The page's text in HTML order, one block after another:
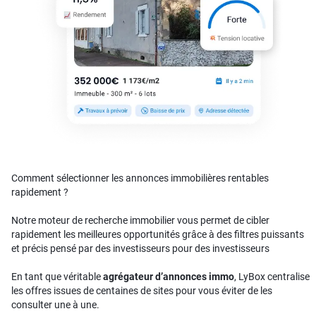
Comment sélectionner les annonces immobilières rentables
rapidement ?
Notre moteur de recherche immobilier vous permet de cibler
rapidement les meilleures opportunités grâce à des filtres puissants
et précis pensé par des investisseurs pour des investisseurs
En tant que véritableagrégateur d’annonces immo, LyBox centralise
les offres issues de centaines de sites pour vous éviter de les
consulter une à une.